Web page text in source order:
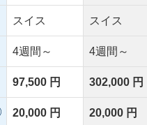
スイス スイス
4週間～ 4週間～
97,500 円 302,000 円
20,000 円 20,000 円